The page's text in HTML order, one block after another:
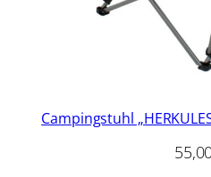
Campingstuhl